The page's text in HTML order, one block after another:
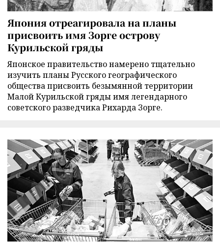
Япония отреагировала на планы
присвоить имя Зорге острову
Курильской гряды
Японское правительство намерено тщательно
изучить планы Русского географического
общества присвоить безымянной территории
Малой Курильской гряды имя легендарного
советского разведчика Рихарда Зорге.